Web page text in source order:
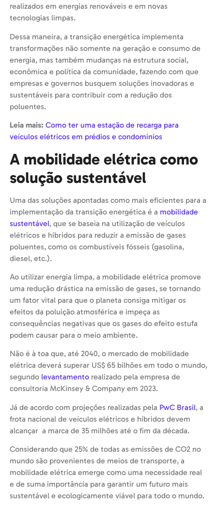
realizados em energias renováveis e em novas
tecnologias limpas.
Dessa maneira, a transição energética implementa
transformações não somente na geração e consumo de
energia, mas também mudanças na estrutura social,
econômica e política da comunidade, fazendo com que
empresas e governos busquem soluções inovadoras e
sustentáveis para contribuir com a redução dos
poluentes.
Leia mais: Como ter uma estação de recarga para
veículos elétricos em prédios e condomínios
A mobilidade elétrica como
solução sustentável
Uma das soluções apontadas como mais eficientes para a
implementação da transição energética é a mobilidade
sustentável, que se baseia na utilização de veículos
elétricos e híbridos para reduzir a emissão de gases
poluentes, como os combustíveis fósseis (gasolina,
diesel, etc.).
Ao utilizar energia limpa, a mobilidade elétrica promove
uma redução drástica na emissão de gases, se tornando
um fator vital para que o planeta consiga mitigar os
efeitos da poluição atmosférica e impeça as
consequências negativas que os gases do efeito estufa
podem causar para o meio ambiente.
Não é à toa que, até 2040, o mercado de mobilidade
elétrica deverá superar US$ 65 bilhões em todo o mundo,
segundo levantamento realizado pela empresa de
consultoria McKinsey & Company em 2023.
Já de acordo com projeções realizadas pela PwC Brasil, a
frota nacional de veículos elétricos e híbridos devem
alcançar a marca de 35 milhões até o fim da década.
Considerando que 25% de todas as emissões de CO2 no
mundo são provenientes de meios de transporte, a
mobilidade elétrica emerge como uma necessidade real
e de suma importância para garantir um futuro mais
sustentável e ecologicamente viável para todo o mundo.